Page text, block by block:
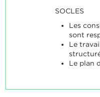
SOCLES
Les
sont
Le
Le plan